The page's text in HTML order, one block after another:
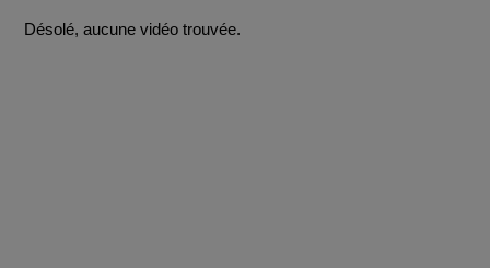
Désolé, aucune vidéo trouvée.